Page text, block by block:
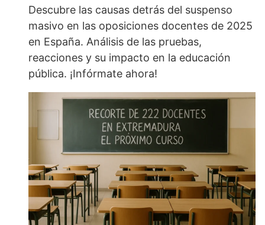
Descubre las causas detrás del suspenso
masivo en las oposiciones docentes de 2025
en España. Análisis de las pruebas,
reacciones y su impacto en la educación
pública. ¡Infórmate ahora!